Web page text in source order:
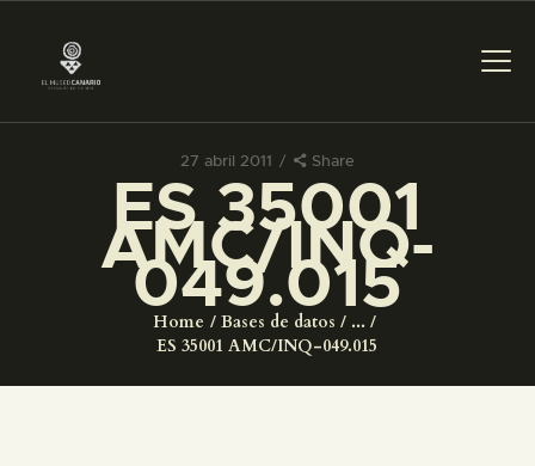
27 abril 2011 Share
ES 35001
AMC/INQ-
049.015
Home Bases de datos
...
ES 35001 AMC/INQ-049.015
PREPARAR LA VISITA
ACTIVIDADES